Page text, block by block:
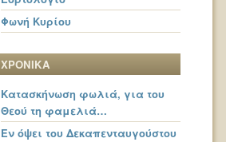
Φωνή Κυρίου
ΧΡΟΝΙΚΑ
Κατασκήνωση φωλιά, για του
Θεού τη φαμελιά…
Εν όψει του Δεκαπενταυγούστου